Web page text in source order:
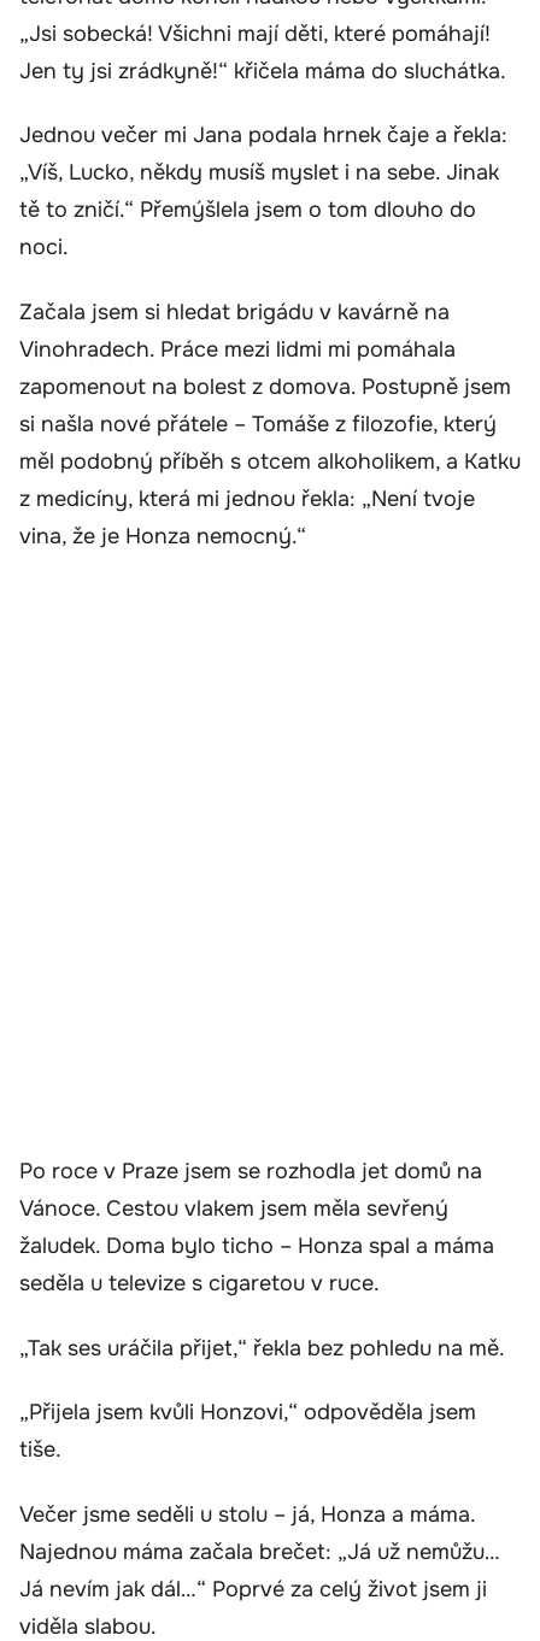
„Jsi sobecká! Všichni mají děti, které pomáhají!
Jen ty jsi zrádkyně!“ křičela máma do sluchátka.
Jednou večer mi Jana podala hrnek čaje a řekla:
„Víš, Lucko, někdy musíš myslet i na sebe. Jinak
tě to zničí.“ Přemýšlela jsem o tom dlouho do
noci.
Začala jsem si hledat brigádu v kavárně na
Vinohradech. Práce mezi lidmi mi pomáhala
zapomenout na bolest z domova. Postupně jsem
si našla nové přátele – Tomáše z filozofie, který
měl podobný příběh s otcem alkoholikem, a Katku
z medicíny, která mi jednou řekla: „Není tvoje
vina, že je Honza nemocný.“
Po roce v Praze jsem se rozhodla jet domů na
Vánoce. Cestou vlakem jsem měla sevřený
žaludek. Doma bylo ticho – Honza spal a máma
seděla u televize s cigaretou v ruce.
„Tak ses uráčila přijet,“ řekla bez pohledu na mě.
„Přijela jsem kvůli Honzovi,“ odpověděla jsem
tiše.
Večer jsme seděli u stolu – já, Honza a máma.
Najednou máma začala brečet: „Já už nemůžu…
Já nevím jak dál…“ Poprvé za celý život jsem ji
viděla slabou.